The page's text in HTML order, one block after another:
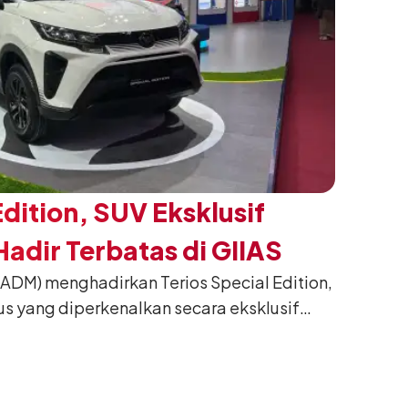
SUV Eksklusif
Terbatas di GIIAS
menghadirkan Terios Special Edition,
yang diperkenalkan secara eksklusif
International Auto Show (GIIAS) 2026
Dikembangkan dari varian Terios 1.5 X